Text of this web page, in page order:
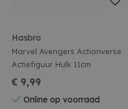
Hasbro
Marvel Avengers Actionverse
Actiefiguur Hulk 11cm
€ 9,99
Online op voorraad